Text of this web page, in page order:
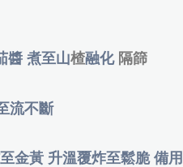
醬 煮至山楂融化 隔篩
流不斷
金黃 升溫覆炸至鬆脆 備用